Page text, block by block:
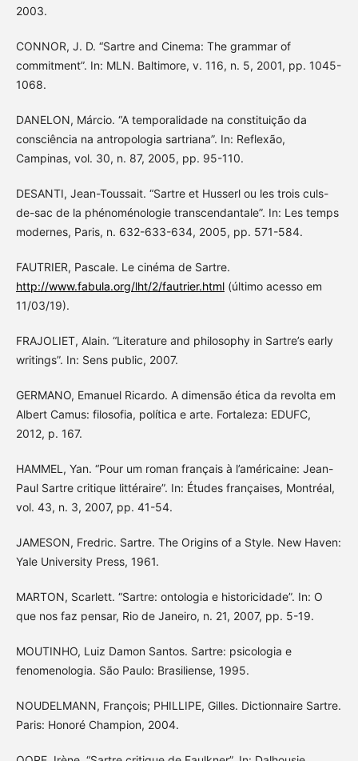
2003.
CONNOR, J. D. “Sartre and Cinema: The grammar of
commitment”. In: MLN. Baltimore, v. 116, n. 5, 2001, pp. 1045-
1068.
DANELON, Márcio. “A temporalidade na constituição da
consciência na antropologia sartriana”. In: Reflexão,
Campinas, vol. 30, n. 87, 2005, pp. 95-110.
DESANTI, Jean-Toussait. “Sartre et Husserl ou les trois culs-
de-sac de la phénoménologie transcendantale”. In: Les temps
modernes, Paris, n. 632-633-634, 2005, pp. 571-584.
FAUTRIER, Pascale. Le cinéma de Sartre.
http://www.fabula.org/lht/2/fautrier.html(último acesso em
11/03/19).
FRAJOLIET, Alain. “Literature and philosophy in Sartre’s early
writings”. In: Sens public, 2007.
GERMANO, Emanuel Ricardo. A dimensão ética da revolta em
Albert Camus: filosofia, política e arte. Fortaleza: EDUFC,
2012, p. 167.
HAMMEL, Yan. “Pour um roman français à l’américaine: Jean-
Paul Sartre critique littéraire”. In: Études françaises, Montréal,
vol. 43, n. 3, 2007, pp. 41-54.
JAMESON, Fredric. Sartre. The Origins of a Style. New Haven:
Yale University Press, 1961.
MARTON, Scarlett. “Sartre: ontologia e historicidade”. In: O
que nos faz pensar, Rio de Janeiro, n. 21, 2007, pp. 5-19.
MOUTINHO, Luiz Damon Santos. Sartre: psicologia e
fenomenologia. São Paulo: Brasiliense, 1995.
NOUDELMANN, François; PHILLIPE, Gilles. Dictionnaire Sartre.
Paris: Honoré Champion, 2004.